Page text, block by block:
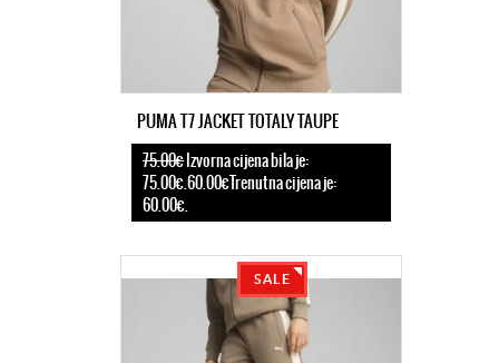
PUMA T7 JACKET TOTALY TAUPE
75.00€Izvorna cijena bila je:
75.00€.60.00€Trenutna cijena je:
60.00€.
SALE